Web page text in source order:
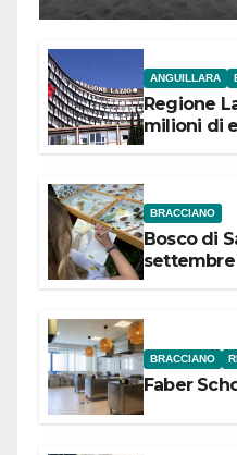
ANGUILLARA
Regione
milioni di
BRACCIANO
Bosco di
BRACCIANO
Faber